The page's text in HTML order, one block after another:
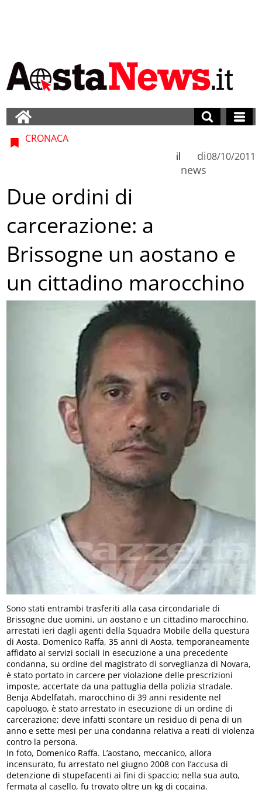
CRONACA
di
news
il 08/10/2011
Due ordini di
carcerazione: a
Brissogne un aostano e
un cittadino marocchino
Sono stati entrambi trasferiti alla casa circondariale di
Brissogne due uomini, un aostano e un cittadino marocchino,
arrestati ieri dagli agenti della Squadra Mobile della questura
di Aosta. Domenico Raffa, 35 anni di Aosta, temporaneamente
affidato ai servizi sociali in esecuzione a una precedente
condanna, su ordine del magistrato di sorveglianza di Novara,
è stato portato in carcere per violazione delle prescrizioni
imposte, accertate da una pattuglia della polizia stradale.
Benja Abdelfatah, marocchino di 39 anni residente nel
capoluogo, è stato arrestato in esecuzione di un ordine di
carcerazione; deve infatti scontare un residuo di pena di un
anno e sette mesi per una condanna relativa a reati di violenza
contro la persona.
In foto, Domenico Raffa. L’aostano, meccanico, allora
incensurato, fu arrestato nel giugno 2008 con l’accusa di
detenzione di stupefacenti ai fini di spaccio; nella sua auto,
fermata al casello, fu trovato oltre un kg di cocaina.